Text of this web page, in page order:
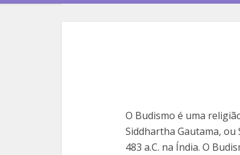
O Budismo é uma
Siddhartha Gautama,
483 a.C. na Índia. O